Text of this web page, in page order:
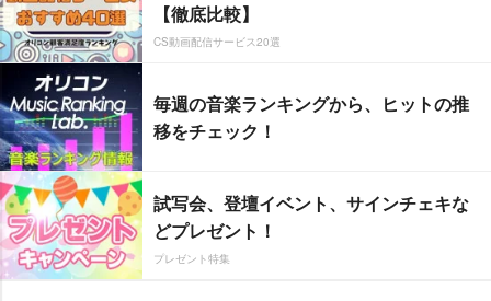
【徹底比較】
CS動画配信サービス20選
毎週の音楽ランキングから、ヒットの推
移をチェック！
試写会、登壇イベント、サインチェキな
どプレゼント！
プレゼント特集